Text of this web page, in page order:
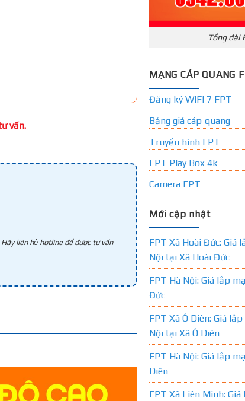
vấn.
liên hệ hotline để được tư vấn
Tổng đài
MẠNG CÁP QUANG
Đăng ký WIFI 7 FPT
Bảng giá cáp quang
Truyền hình FPT
FPT Play Box 4k
Camera FPT
Mới cập nhật
FPT Xã Hoài Đức: Giá
Nội tại Xã Hoài Đức
FPT Hà Nội: Giá lắp
Đức
FPT Xã Ô Diên: Giá
Nội tại Xã Ô Diên
FPT Hà Nội: Giá lắp
Diên
FPT Xã Liên Minh: